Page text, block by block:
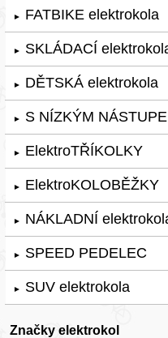
► FATBIKE elektrokola
► SKLÁDACÍ
► DĚTSKÁ elektrokola
► S NÍZKÝM
► ElektroTŘÍKOLKY
► ElektroKOLOBĚŽKY
► NÁKLADNÍ
► SPEED PEDELEC
► SUV elektrokola
Značky elektrokol